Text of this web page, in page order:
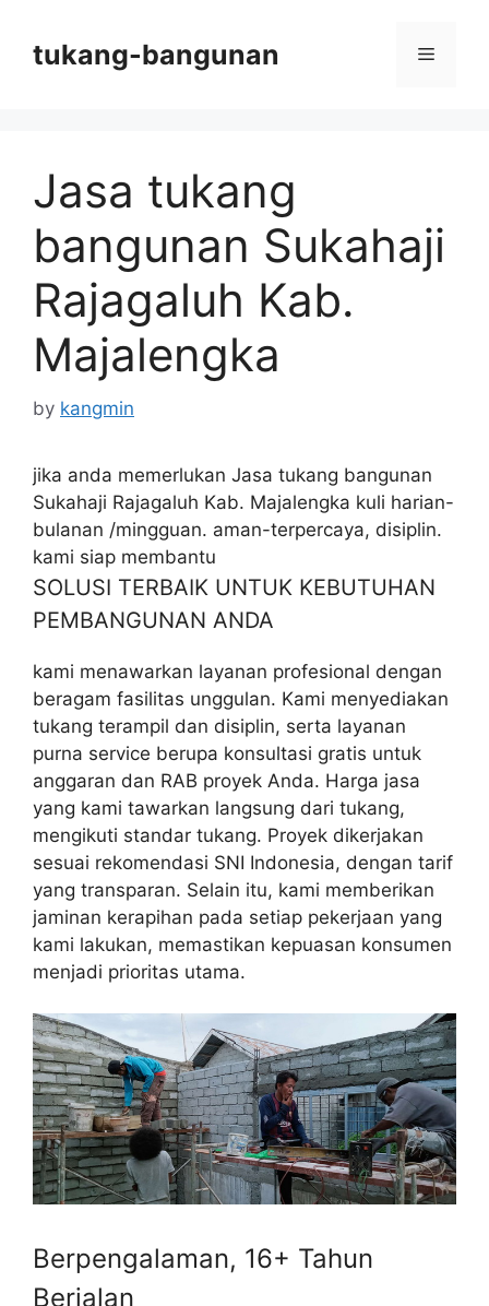
contenttukang-bangunan Menu
Jasa tukang
bangunan Sukahaji
Rajagaluh Kab.
Majalengka
by kangmin
jika anda memerlukan Jasa tukang bangunan
Sukahaji Rajagaluh Kab. Majalengka kuli harian-
bulanan /mingguan. aman-terpercaya, disiplin.
kami siap membantu
SOLUSI TERBAIK UNTUK KEBUTUHAN
PEMBANGUNAN ANDA
kami menawarkan layanan profesional dengan
beragam fasilitas unggulan. Kami menyediakan
tukang terampil dan disiplin, serta layanan
purna service berupa konsultasi gratis untuk
anggaran dan RAB proyek Anda. Harga jasa
yang kami tawarkan langsung dari tukang,
mengikuti standar tukang. Proyek dikerjakan
sesuai rekomendasi SNI Indonesia, dengan tarif
yang transparan. Selain itu, kami memberikan
jaminan kerapihan pada setiap pekerjaan yang
kami lakukan, memastikan kepuasan konsumen
menjadi prioritas utama.
Berpengalaman, 16+ Tahun
Berjalan